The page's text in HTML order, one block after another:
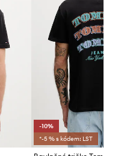
-10%
*-5 % s kódem: LST